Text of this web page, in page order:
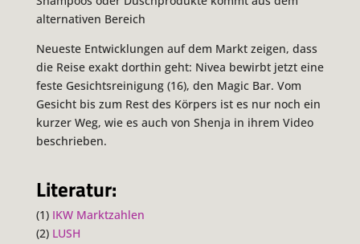
alternativen Bereich
Neueste Entwicklungen auf dem Markt zeigen, dass
die Reise exakt dorthin geht: Nivea bewirbt jetzt eine
feste Gesichtsreinigung (16), den Magic Bar. Vom
Gesicht bis zum Rest des Körpers ist es nur noch ein
kurzer Weg, wie es auch von Shenja in ihrem Video
beschrieben.
Literatur:
(1) IKW Marktzahlen
(2) LUSH